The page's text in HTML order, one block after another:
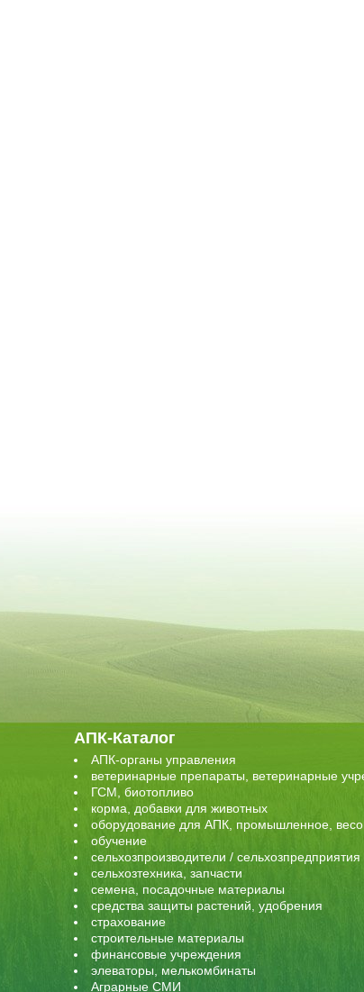
АПК-Каталог
АПК-органы управления
ветеринарные препараты, ветеринарные
ГСМ, биотопливо
корма, добавки для животных
оборудование для АПК, промышленное,
обучение
сельхозпроизводители / сельхозпредприятия
сельхозтехника, запчасти
семена, посадочные материалы
средства защиты растений, удобрения
страхование
строительные материалы
финансовые учреждения
элеваторы, мелькомбинаты
Аграрные СМИ